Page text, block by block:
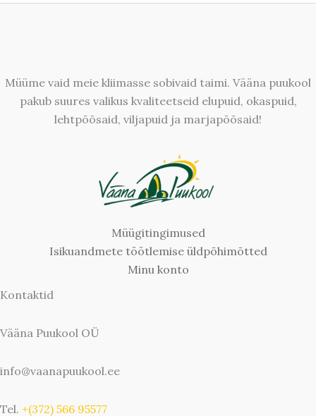
Müüme vaid meie kliimasse sobivaid taimi. Vääna puukool
pakub suures valikus kvaliteetseid elupuid, okaspuid,
lehtpõõsaid, viljapuid ja marjapõõsaid!
Müügitingimused
Isikuandmete töötlemise üldpõhimõtted
Minu konto
Kontaktid
Vääna Puukool OÜ
info@vaanapuukool.ee
Tel. +(372) 566 95577